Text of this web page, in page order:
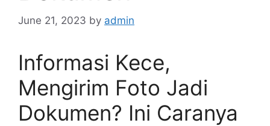
June 21, 2023 by admin
Informasi Kece,
Mengirim Foto Jadi
Dokumen? Ini Caranya